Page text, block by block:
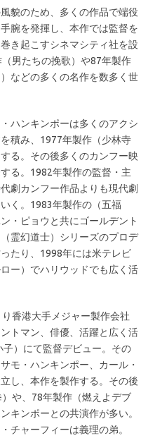
貌のため、多くの作品で端役
腕を発揮し、本作では監督を
き起こすシネマシティ社を設
男たちの挽歌）や87年製作
などの多くの名作を数多く世
ハンキンポーは多くのアクシ
積み、1977年製作（少林寺
る。その後多くのカンフー映
る。1982年製作の監督・主
劇カンフー作品よりも現代劇
く。1983年製作の（五福
・ピョウと共にゴールデント
霊幻道士）シリーズのプロデ
たり、1998年には米テレビ
ー）でハリウッドでも広く活
香港大手メジャー製作会社
トマン、俳優、活躍と広く活
）にて監督デビュー。その
モ・ハンキンポー、カール・
し、本作を製作する。その後
や、78年製作（燃えよデブ
キンポーとの共演作が多い。
チャーフィーは義理の弟。